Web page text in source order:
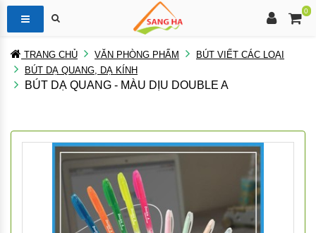
0
TRANG CHỦ VĂN PHÒNG PHẨM
BÚT VIẾT CÁC LOẠI
BÚT DẠ QUANG, DẠ KÍNH
BÚT DẠ QUANG - MÀU DỊU DOUBLE A